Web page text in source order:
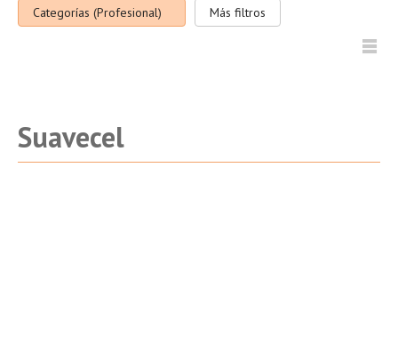
Categorías (Profesional) Más filtros
Suavecel